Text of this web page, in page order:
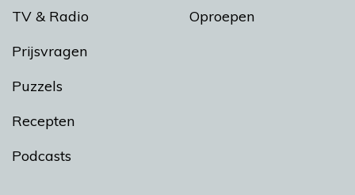
TV & Radio
Prijsvragen
Puzzels
Recepten
Podcasts
Oproepen